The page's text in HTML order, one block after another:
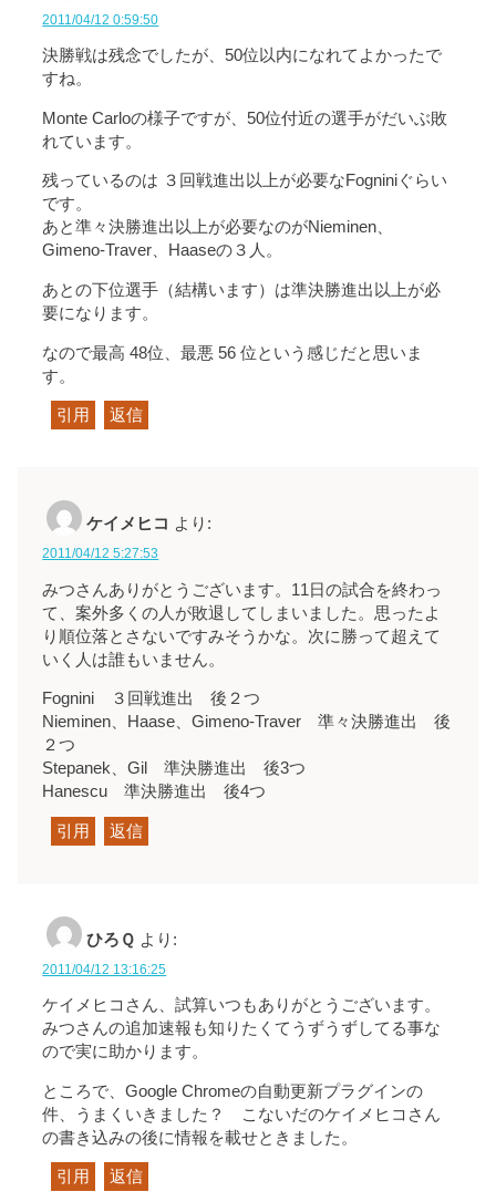
2011/04/12 0:59:50
決勝戦は残念でしたが、50位以内になれてよかったで
すね。
Monte Carloの様子ですが、50位付近の選手がだいぶ敗
れています。
残っているのは ３回戦進出以上が必要なFogniniぐらい
です。
あと準々決勝進出以上が必要なのがNieminen、
Gimeno-Traver、Haaseの３人。
あとの下位選手（結構います）は準決勝進出以上が必
要になります。
なので最高 48位、最悪 56 位という感じだと思いま
す。
引用 返信
ケイメヒコ より:
2011/04/12 5:27:53
みつさんありがとうございます。11日の試合を終わっ
て、案外多くの人が敗退してしまいました。思ったよ
り順位落とさないですみそうかな。次に勝って超えて
いく人は誰もいません。
Fognini ３回戦進出 後２つ
Nieminen、Haase、Gimeno-Traver 準々決勝進出 後
２つ
Stepanek、Gil 準決勝進出 後3つ
Hanescu 準決勝進出 後4つ
引用 返信
ひろＱ より:
2011/04/12 13:16:25
ケイメヒコさん、試算いつもありがとうございます。
みつさんの追加速報も知りたくてうずうずしてる事な
ので実に助かります。
ところで、Google Chromeの自動更新プラグインの
件、うまくいきました？ こないだのケイメヒコさん
の書き込みの後に情報を載せときました。
引用 返信